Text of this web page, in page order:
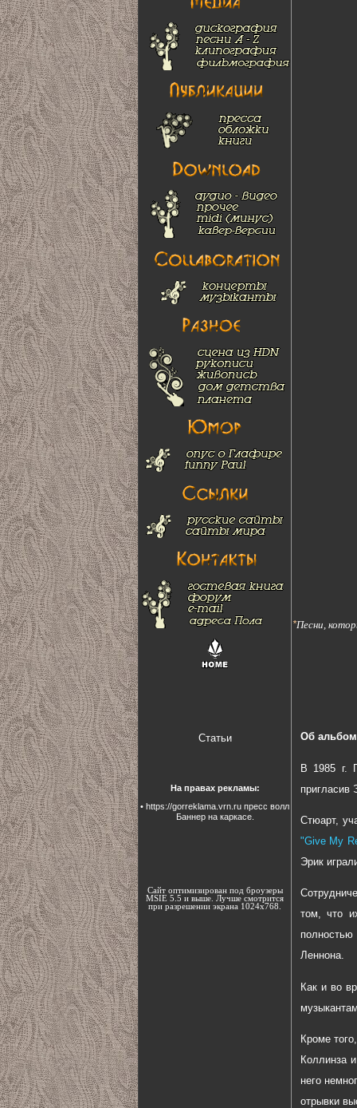
Статьи
На правах рекламы:
• https://gorreklama.vrn.ru пресс волл
Баннер на каркасе.
Сайт оптимизирован под броузеры
MSIE 5.5 и выше. Лучше смотрится
при разрешении экрана 1024х768.
*Песни,
Об
В 1985 г.
пригласив
Стюарт,
"Give My
Эрик
том, что
Леннона.
Как и во
Кроме
Коллинза
него
отрывки